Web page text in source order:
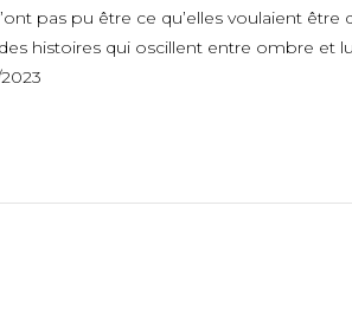
pas pu être ce qu’elles voulaient
histoires qui oscillent entre ombre